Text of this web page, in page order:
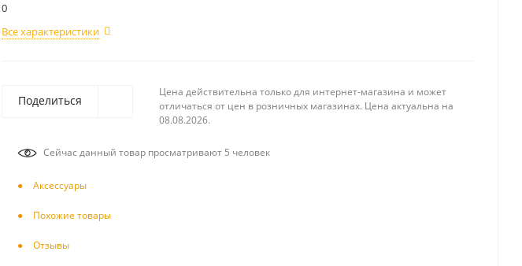
0
Все характеристики
Поделиться
Цена действительна только для интернет-магазина и может
отличаться от цен в розничных магазинах. Цена актуальна на
08.08.2026.
Сейчас данный товар просматривают 5 человек
Аксесcуары
Похожие товары
Отзывы